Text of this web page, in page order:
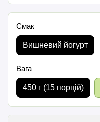
Смак
Вишневий йогурт
Вага
450 г (15 порцій)